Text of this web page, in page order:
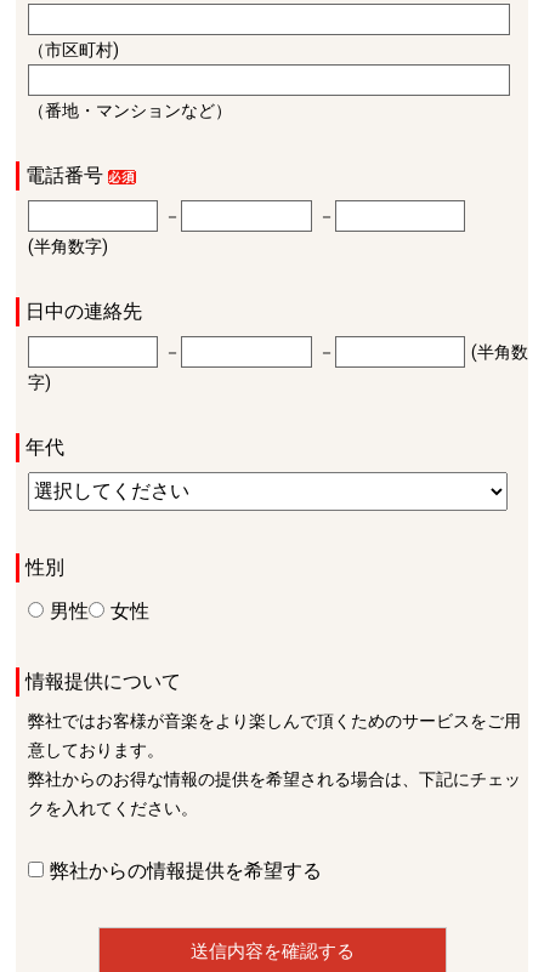
（市区町村)
（番地・マンションなど）
電話番号
－
－
(半角数字)
日中の連絡先
－ －
(半角数
字)
年代
性別
男性
女性
情報提供について
弊社ではお客様が音楽をより楽しんで頂くためのサービスをご用
意しております。
弊社からのお得な情報の提供を希望される場合は、下記にチェッ
クを入れてください。
弊社からの情報提供を希望する